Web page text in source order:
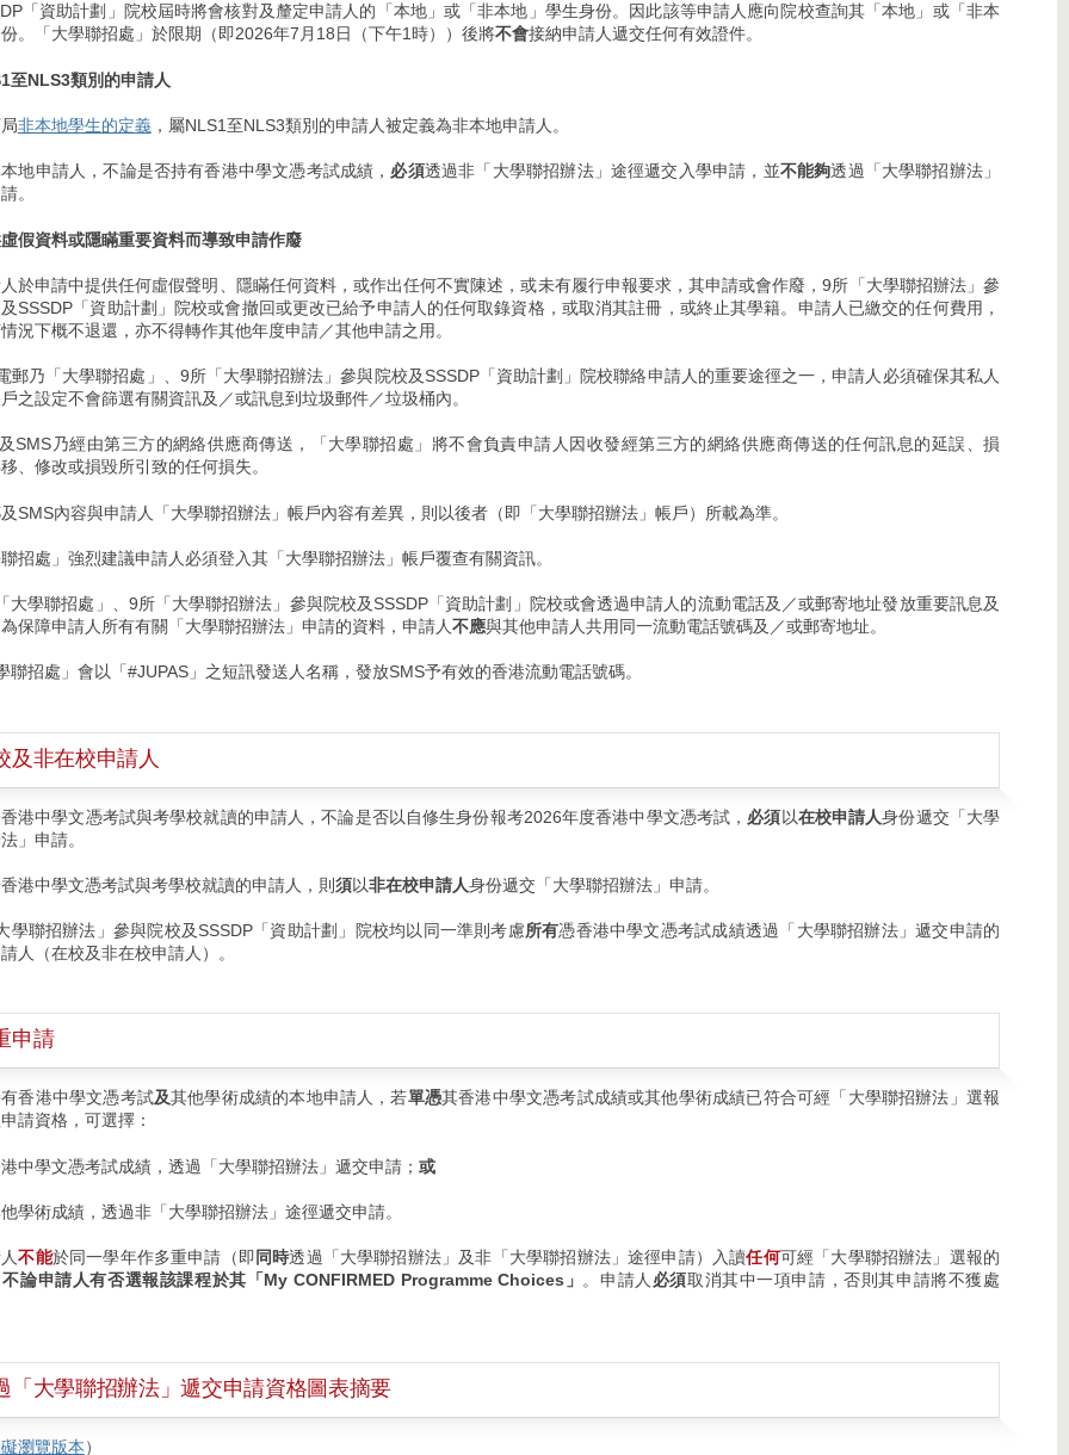
「資助計劃」院校屆時將會核對及釐定申請人的「本地」或「非本地」學生身份。因此該等申請人應向院校查詢其「本地」或「非本
。「大學聯招處」於限期（即2026年7月18日（下午1時））後將不會接納申請人遞交任何有效證件。
至NLS3類別的申請人
非本地學生的定義，屬NLS1至NLS3類別的申請人被定義為非本地申請人。
地申請人，不論是否持有香港中學文憑考試成績， 必須透過非「大學聯招辦法」途徑遞交入學申請，並不能夠透過「大學聯招辦法」
。
假資料或隱瞞重要資料而導致申請作廢
於申請中提供任何虛假聲明、隱瞞任何資料，或作出任何不實陳述，或未有履行申報要求，其申請或會作廢，9所「大學聯招辦法」參
SSSDP「資助計劃」院校或會撤回或更改已給予申請人的任何取錄資格，或取消其註冊，或終止其學籍。申請人已繳交的任何費用，
況下概不退還，亦不得轉作其他年度申請／其他申請之用。
郵乃「大學聯招處」、9所「大學聯招辦法」參與院校及SSSDP「資助計劃」院校聯絡申請人的重要途徑之一，申請人必須確保其私人
之設定不會篩選有關資訊及／或訊息到垃圾郵件／垃圾桶內。
SMS乃經由第三方的網絡供應商傳送，「大學聯招處」將不會負責申請人因收發經第三方的網絡供應商傳送的任何訊息的延誤、損
、修改或損毀所引致的任何損失。
SMS內容與申請人「大學聯招辦法」帳戶內容有差異，則以後者（即「大學聯招辦法」帳戶）所載為準。
招處」強烈建議申請人必須登入其「大學聯招辦法」帳戶覆查有關資訊。
大學聯招處」、9所「大學聯招辦法」參與院校及SSSDP「資助計劃」院校或會透過申請人的流動電話及／或郵寄地址發放重要訊息及
保障申請人所有有關「大學聯招辦法」申請的資料，申請人不應與其他申請人共用同一流動電話號碼及／或郵寄地址。
聯招處」會以「#JUPAS」之短訊發送人名稱，發放SMS予有效的香港流動電話號碼。
及非在校申請人
港中學文憑考試與考學校就讀的申請人，不論是否以自修生身份報考2026年度香港中學文憑考試， 必須以在校申請人身份遞交「大學
」申請。
港中學文憑考試與考學校就讀的申請人，則 須以非在校申請人身份遞交「大學聯招辦法」申請。
學聯招辦法」參與院校及SSSDP「資助計劃」院校均以同一準則考慮所有憑香港中學文憑考試成績透過「大學聯招辦法」遞交申請的
人（在校及非在校申請人）。
申請
香港中學文憑考試及其他學術成績的本地申請人，若單憑其香港中學文憑考試成績或其他學術成績已符合可經「大學聯招辦法」選報
請資格，可選擇：
中學文憑考試成績，透過「大學聯招辦法」遞交申請； 或
學術成績，透過非「大學聯招辦法」途徑遞交申請。
不能於同一學年作多重申請（即同時透過「大學聯招辦法」及非「大學聯招辦法」途徑申請）入讀任何可經「大學聯招辦法」選報的
不論申請人有否選報該課程於其「My CONFIRMED Programme Choices」 。申請人 必須取消其中一項申請，否則其申請將不獲處
「大學聯招辦法」遞交申請資格圖表摘要
瀏覽版本）